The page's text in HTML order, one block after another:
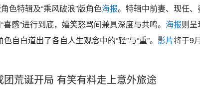
色特辑及“乘风破浪”版角色海报。特辑中前妻、现任、
感”进行到底，嬉笑怒骂间兼具深度与共鸣。 海报则
自白道出了各自人生观念中的“轻”与“重”。 影片将于9
荒诞开局 有笑有料走上意外旅途